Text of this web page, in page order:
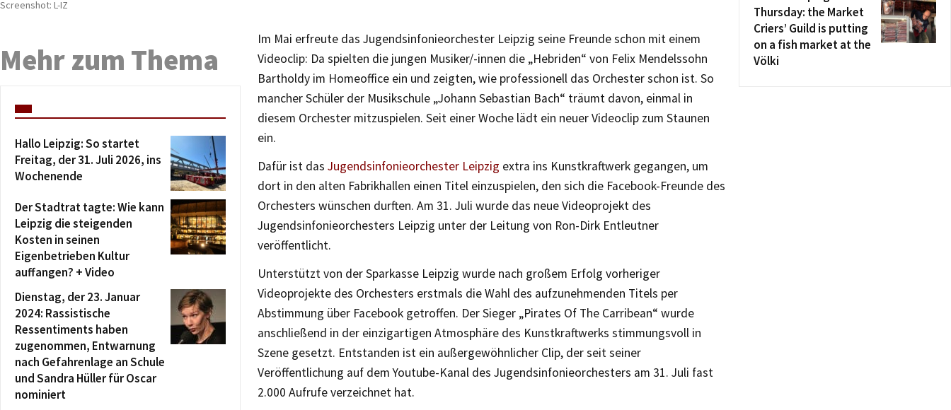
Screenshot: L-IZ
Im Mai erfreute das Jugendsinfonieorchester Leipzig seine Freunde schon mit einem
Videoclip: Da spielten die jungen Musiker/-innen die „Hebriden“ von Felix Mendelssohn
Bartholdy im Homeoffice ein und zeigten, wie professionell das Orchester schon ist. So
mancher Schüler der Musikschule „Johann Sebastian Bach“ träumt davon, einmal in
diesem Orchester mitzuspielen. Seit einer Woche lädt ein neuer Videoclip zum Staunen
ein.
Dafür ist das Jugendsinfonieorchester Leipzig extra ins Kunstkraftwerk gegangen, um
dort in den alten Fabrikhallen einen Titel einzuspielen, den sich die Facebook-Freunde des
Orchesters wünschen durften. Am 31. Juli wurde das neue Videoprojekt des
Jugendsinfonieorchesters Leipzig unter der Leitung von Ron-Dirk Entleutner
veröffentlicht.
Unterstützt von der Sparkasse Leipzig wurde nach großem Erfolg vorheriger
Videoprojekte des Orchesters erstmals die Wahl des aufzunehmenden Titels per
Abstimmung über Facebook getroffen. Der Sieger „Pirates Of The Carribean“ wurde
anschließend in der einzigartigen Atmosphäre des Kunstkraftwerks stimmungsvoll in
Szene gesetzt. Entstanden ist ein außergewöhnlicher Clip, der seit seiner
Veröffentlichung auf dem Youtube-Kanal des Jugendsinfonieorchesters am 31. Juli fast
2.000 Aufrufe verzeichnet hat.
Mehr zum Thema
Hallo Leipzig: So startet
Freitag, der 31. Juli 2026, ins
Wochenende
Der Stadtrat tagte: Wie kann
Leipzig die steigenden
Kosten in seinen
Eigenbetrieben Kultur
auffangen? + Video
Dienstag, der 23. Januar
2024: Rassistische
Ressentiments haben
zugenommen, Entwarnung
nach Gefahrenlage an Schule
und Sandra Hüller für Oscar
nominiert
Thursday: the Market
Criers’ Guild is putting
on a fish market at the
Völki